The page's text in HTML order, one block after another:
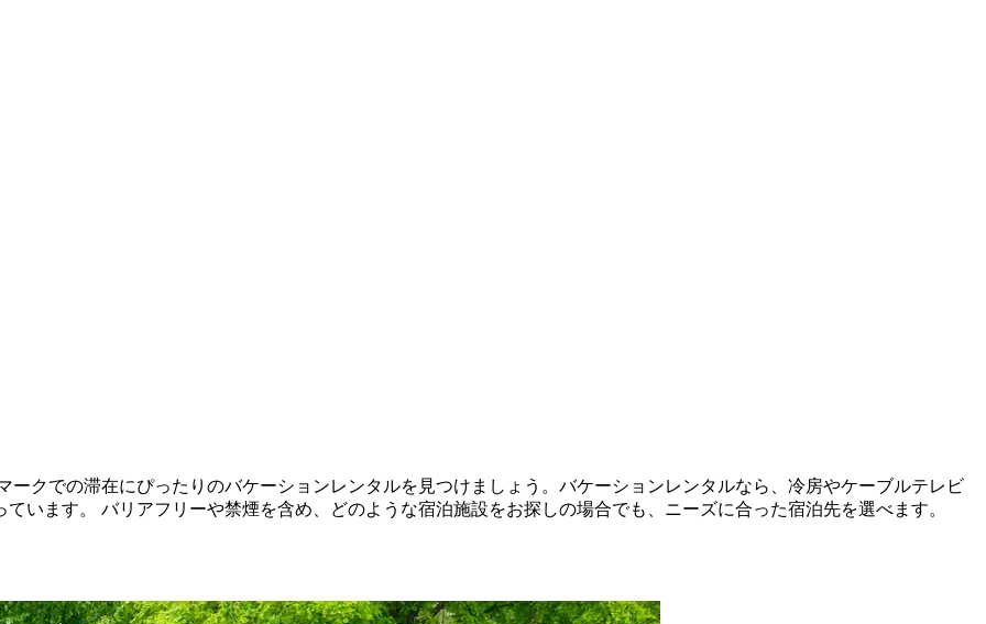
ークでの滞在にぴったりのバケーションレンタルを見つけましょう。バケーションレンタルなら、冷房やケーブルテレビ
います。 バリアフリーや禁煙を含め、どのような宿泊施設をお探しの場合でも、ニーズに合った宿泊先を選べます。